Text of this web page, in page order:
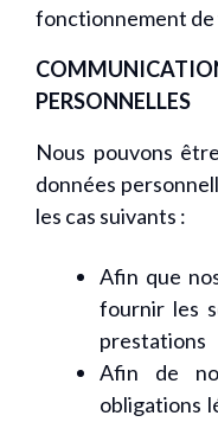
fonctionnement
PERSONNELLES
Nous pouvons
données
les cas suivants :
Afin que
fournir les
prestations
Afin de
obligations